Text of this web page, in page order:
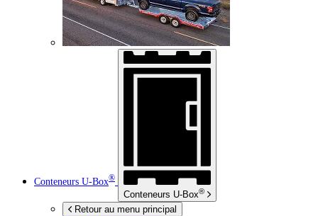
Conteneurs U-Box®
Conteneurs U-Box®
Retour au menu principal